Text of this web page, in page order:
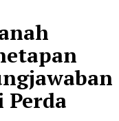
Perda